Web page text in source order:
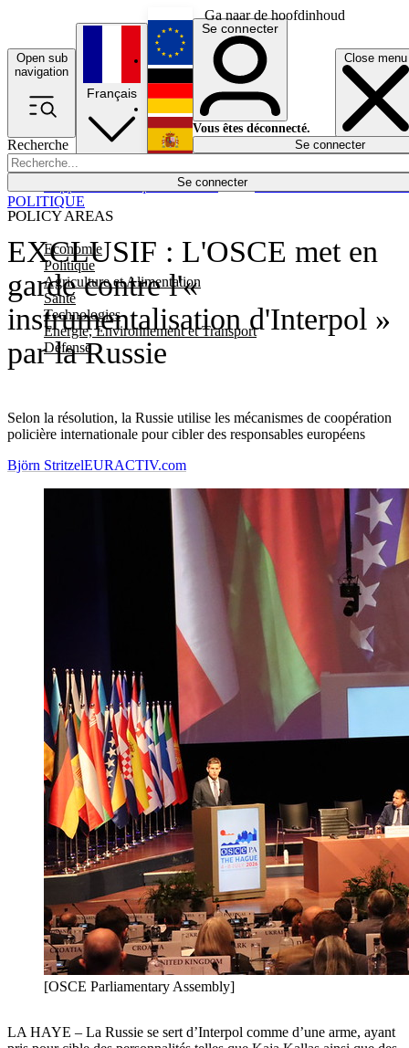
Ga naar de hoofdinhoud
Open sub
navigation
Close menu
Recherche
Se connecter
POLICY AREAS
Economie
Politique
Agriculture et Alimentation
Santé
Technologies
Energie, Environnement et Transport
Défense
Économie
Français
English
Deutsch
Español
Se connecter
Vous êtes déconnecté.
Se connecter
EXCLUSIF : L'OSCE met en
garde contre l'«
instrumentalisation d'Interpol »
par la Russie
Selon la résolution, la Russie utilise les mécanismes de coopération
policière internationale pour cibler des responsables européens
POLITIQUE
Björn StritzelEURACTIV.com
[OSCE Parliamentary Assembly]
LA HAYE – La Russie se sert d’Interpol comme d’une arme, ayant